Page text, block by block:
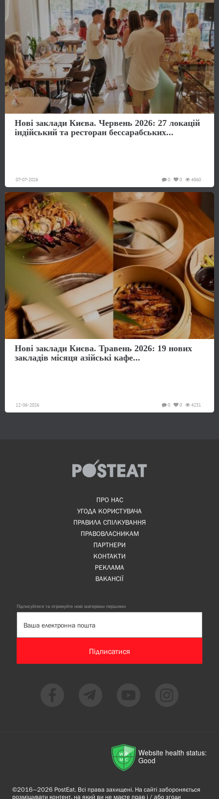
Нові заклади Києва. Червень 2026: 27 локацій
індійський та ресторан бессарабських...
07-07-2026 4860
0
0
Нові заклади Києва. Травень 2026: 19 нових
закладів місяця азійські кафе...
12-06-2026 4231
0
0
ПРО НАС
УГОДА КОРИСТУВАЧА
ПРАВИЛА СПІЛКУВАННЯ
ПРАВОВЛАСНИКАМ
ПАРТНЕРИ
КОНТАКТИ
РЕКЛАМА
ВАКАНСІЇ
Підписуйтеся та отримуйте нові матеріали першими
Підписатися
Website health status:
Good
©2016—2026 PostEat. Всі права захищені. На сайті забороняється
розміщувати контент, на який ви не маєте прав і / або згоди